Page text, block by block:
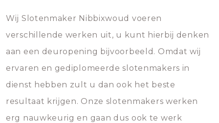
Wij Slotenmaker Nibbixwoud voeren
verschillende werken uit, u kunt hierbij denken
aan een deuropening bijvoorbeeld. Omdat wij
ervaren en gediplomeerde slotenmakers in
dienst hebben zult u dan ook het beste
resultaat krijgen. Onze slotenmakers werken
erg nauwkeurig en gaan dus ook te werk